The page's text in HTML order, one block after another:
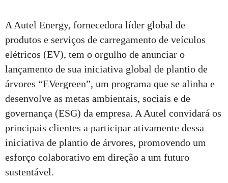
A Autel Energy, fornecedora líder global de
produtos e serviços de carregamento de veículos
elétricos (EV), tem o orgulho de anunciar o
lançamento de sua iniciativa global de plantio de
árvores “EVergreen”, um programa que se alinha e
desenvolve as metas ambientais, sociais e de
governança (ESG) da empresa. A Autel convidará os
principais clientes a participar ativamente dessa
iniciativa de plantio de árvores, promovendo um
esforço colaborativo em direção a um futuro
sustentável.